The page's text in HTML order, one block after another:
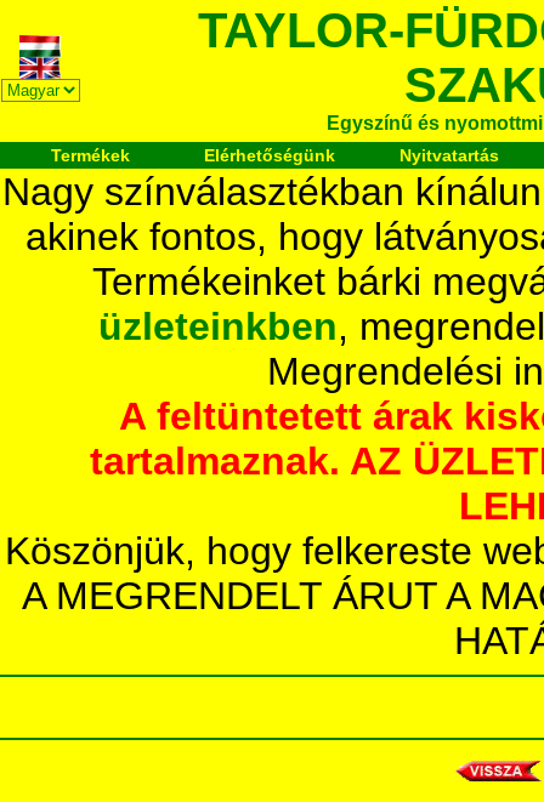
TAYLOR-
Egyszínű és
Termékek Elérhetőségünk Nyitvatartás
Nagy színválasztékban
akinek fontos, hogy
Termékeinket bárki
üzleteinkben,
Megrendelési
A feltüntetett árak
tartalmaznak. AZ
Köszönjük, hogy felkereste
A MEGRENDELT ÁRUT A